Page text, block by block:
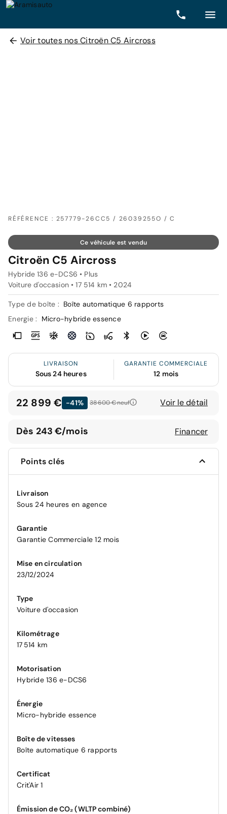
Voir toutes nos Citroën C5 Aircross
RÉFÉRENCE : 257779-26CC5 / 26039255O / C
Ce véhicule est vendu
Citroën C5 Aircross
Hybride 136 e-DCS6 • Plus
Voiture d'occasion • 17 514 km • 2024
Type de boîte : Boîte automatique 6 rapports
Energie :
Micro-hybride essence
LIVRAISON
Sous 24 heures
GARANTIE COMMERCIALE
12 mois
22 899 € -41% 38 600 €neuf Voir le détail
Dès 243 €/mois Financer
Points clés
Livraison
Sous 24 heures en agence
Garantie
Garantie Commerciale 12 mois
Mise en circulation
23/12/2024
Type
Voiture d'occasion
Kilométrage
17 514 km
Motorisation
Hybride 136 e-DCS6
Énergie
Micro-hybride essence
Boîte de vitesses
Boîte automatique 6 rapports
Certificat
Crit'Air 1
Émission de CO₂ (WLTP combiné)